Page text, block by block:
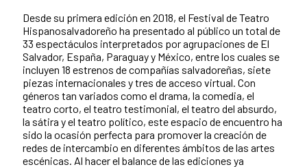
Desde su primera edición en 2018, el Festival de Teatro
Hispanosalvadoreño ha presentado al público un total de
33 espectáculos interpretados por agrupaciones de El
Salvador, España, Paraguay y México, entre los cuales se
incluyen 18 estrenos de compañías salvadoreñas, siete
piezas internacionales y tres de acceso virtual. Con
géneros tan variados como el drama, la comedia, el
teatro corto, el teatro testimonial, el teatro del absurdo,
la sátira y el teatro político, este espacio de encuentro ha
sido la ocasión perfecta para promover la creación de
redes de intercambio en diferentes ámbitos de las artes
escénicas. Al hacer el balance de las ediciones ya